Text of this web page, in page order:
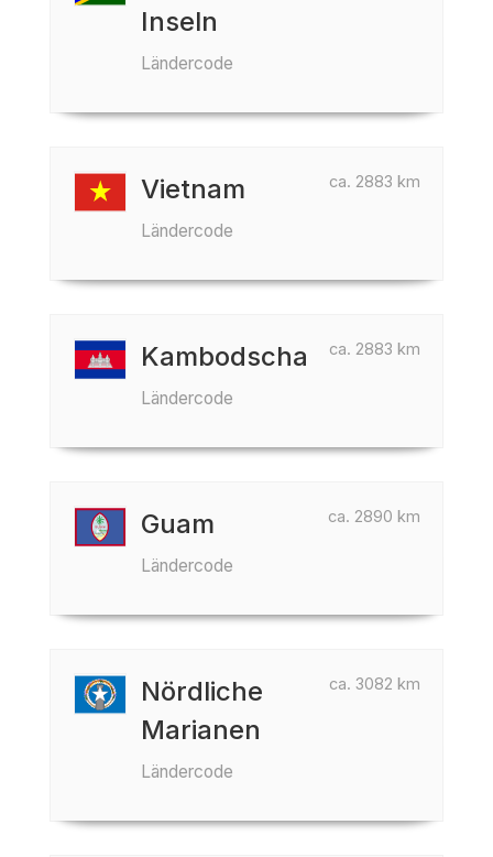
Inseln
Ländercode
ca. 2883 km
Vietnam
Ländercode
ca. 2883 km
Kambodscha
Ländercode
ca. 2890 km
Guam
Ländercode
ca. 3082 km
Nördliche
Marianen
Ländercode